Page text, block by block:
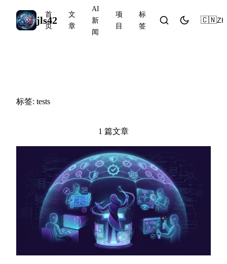
jls42
首
页
文
章
AI
新
闻
项
目
标
签
🇨🇳ZH
标签: tests
1 篇文章